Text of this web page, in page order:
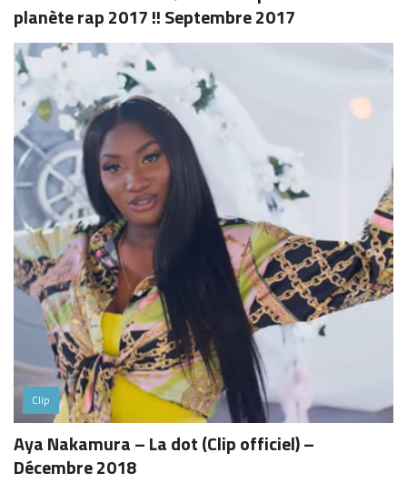
planète rap 2017 !! Septembre 2017
Clip
Aya Nakamura – La dot (Clip officiel) –
Décembre 2018